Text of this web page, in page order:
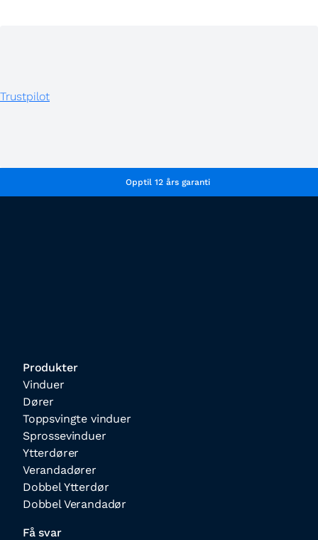
Trustpilot
Opptil 12 års garanti
Produkter
Vinduer
Dører
Toppsvingte vinduer
Sprossevinduer
Ytterdører
Verandadører
Dobbel Ytterdør
Dobbel Verandadør
Få svar